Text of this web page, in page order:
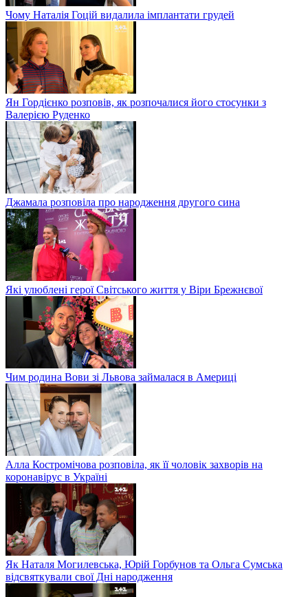
Чому Наталія Гоцій видалила імплантати грудей
Ян Гордієнко розповів, як розпочалися його стосунки з
Валерією Руденко
Джамала розповіла про народження другого сина
Які улюблені герої Світського життя у Віри Брежнєвої
Чим родина Вови зі Львова займалася в Америці
Алла Костромічова розповіла, як її чоловік захворів на
коронавірус в Україні
Як Наталя Могилевська, Юрій Горбунов та Ольга Сумська
відсвяткували свої Дні народження